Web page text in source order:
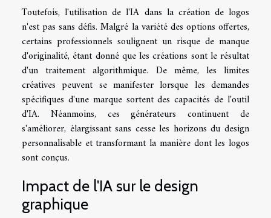
Toutefois, l'utilisation de l'IA dans la création de logos
n'est pas sans défis. Malgré la variété des options offertes,
certains professionnels soulignent un risque de manque
d'originalité, étant donné que les créations sont le résultat
d'un traitement algorithmique. De même, les limites
créatives peuvent se manifester lorsque les demandes
spécifiques d'une marque sortent des capacités de l'outil
d'IA. Néanmoins, ces générateurs continuent de
s'améliorer, élargissant sans cesse les horizons du design
personnalisable et transformant la manière dont les logos
sont conçus.
Impact de l'IA sur le design
graphique